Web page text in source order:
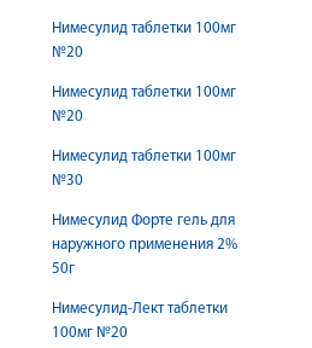
Нимесулид таблетки 100мг
№20
Нимесулид таблетки 100мг
№20
Нимесулид таблетки 100мг
№30
Нимесулид Форте гель для
наружного применения 2%
50г
Нимесулид-Лект таблетки
100мг №20